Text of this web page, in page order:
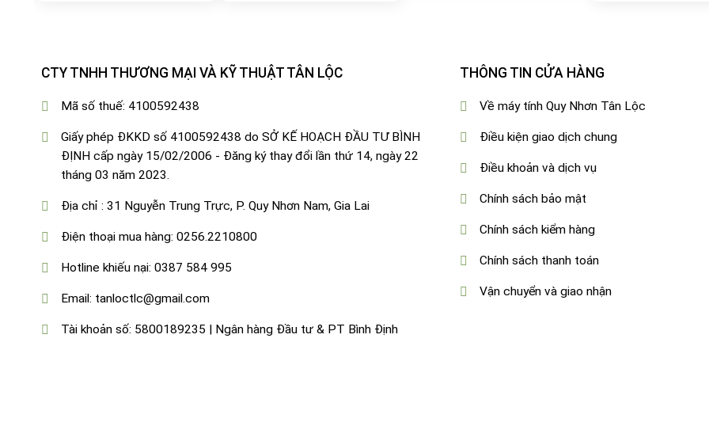
CTY TNHH THƯƠNG MẠI VÀ KỸ THUẬT TÂN LỘC
Mã số thuế: 4100592438
Giấy phép ĐKKD số 4100592438 do SỞ KẾ HOẠCH ĐẦU TƯ BÌNH
ĐỊNH cấp ngày 15/02/2006 - Đăng ký thay đổi lần thứ 14, ngày 22
tháng 03 năm 2023.
Địa chỉ : 31 Nguyễn Trung Trực, P. Quy Nhơn Nam, Gia Lai
Điện thoại mua hàng: 0256.2210800
Hotline khiếu nại: 0387 584 995
Email: tanloctlc@gmail.com
Tài khoản số: 5800189235 | Ngân hàng Đầu tư & PT Bình Định
THÔNG TIN CỬA HÀNG
Về máy tính Quy Nhơn Tân Lộc
Điều kiện giao dịch chung
Điều khoản và dịch vụ
Chính sách bảo mật
Chính sách kiểm hàng
Chính sách thanh toán
Vận chuyển và giao nhận